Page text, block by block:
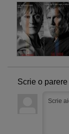
Scrie o parere